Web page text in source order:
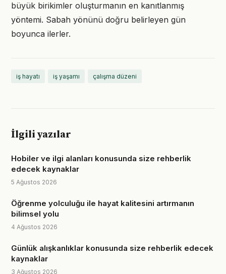
büyük birikimler oluşturmanın en kanıtlanmış
yöntemi. Sabah yönünü doğru belirleyen gün
boyunca ilerler.
iş hayatı iş yaşamı çalışma düzeni
İlgili yazılar
Hobiler ve ilgi alanları konusunda size rehberlik
edecek kaynaklar
5 Ağustos 2026
Öğrenme yolculuğu ile hayat kalitesini artırmanın
bilimsel yolu
4 Ağustos 2026
Günlük alışkanlıklar konusunda size rehberlik edecek
kaynaklar
3 Ağustos 2026